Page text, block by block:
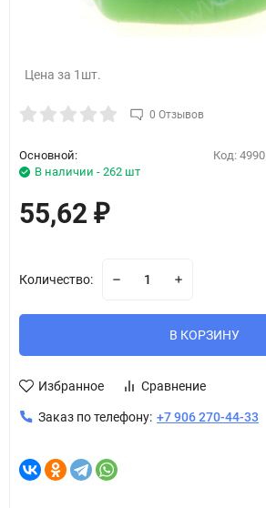
Цена за 1шт.
0 Отзывов
Основной:
В наличии - 262 шт
Код: 4990
55,62 ₽
Количество:
В КОРЗИНУ
Избранное Сравнение
Заказ по телефону: +7 906 270-44-33